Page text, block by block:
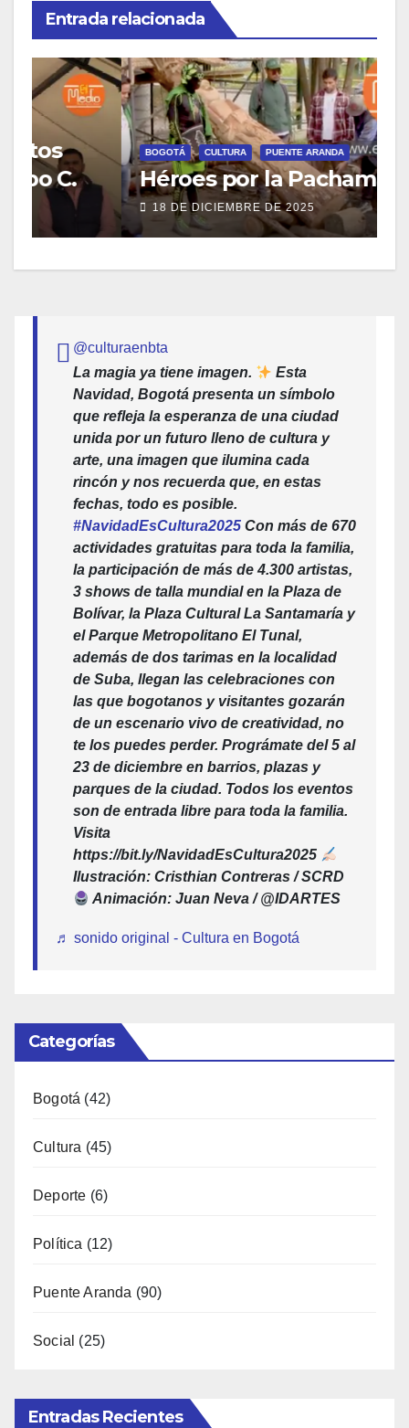
Entrada relacionada
BOGOTÁ CULTURA PUENTE ARANDA
Héroes por la Pachamama
18 DE DICIEMBRE DE 2025
@culturaenbta
La magia ya tiene imagen.
Esta
Navidad, Bogotá presenta un símbolo
que refleja la esperanza de una ciudad
unida por un futuro lleno de cultura y
arte, una imagen que ilumina cada
rincón y nos recuerda que, en estas
fechas, todo es posible.
#NavidadEsCultura2025 Con más de 670
actividades gratuitas para toda la familia,
la participación de más de 4.300 artistas,
3 shows de talla mundial en la Plaza de
Bolívar, la Plaza Cultural La Santamaría y
el Parque Metropolitano El Tunal,
además de dos tarimas en la localidad
de Suba, llegan las celebraciones con
las que bogotanos y visitantes gozarán
de un escenario vivo de creatividad, no
te los puedes perder. Prográmate del 5 al
23 de diciembre en barrios, plazas y
parques de la ciudad. Todos los eventos
son de entrada libre para toda la familia.
Visita
https://bit.ly/NavidadEsCultura2025
Ilustración: Cristhian Contreras / SCRD
Animación: Juan Neva / @IDARTES
♬ sonido original - Cultura en Bogotá
Categorías
Bogotá (42)
Cultura (45)
Deporte (6)
Política (12)
Puente Aranda (90)
Social (25)
Entradas Recientes